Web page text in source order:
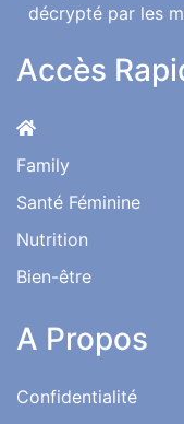
décrypté par les
Accès
Family
Santé Féminine
Nutrition
Bien-être
A Propos
Confidentialité